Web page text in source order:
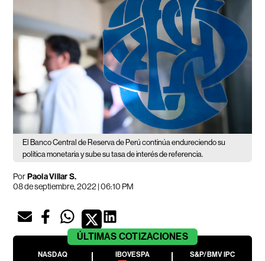
El Banco Central de Reserva de Perú continúa endureciendo su
política monetaria y sube su tasa de interés de referencia.
PorPaola Villar S.
08 de septiembre, 2022 | 06:10 PM
ÚLTIMAS COTIZACIONES
NASDAQ
IBOVESPA
S&P/BMV IPC